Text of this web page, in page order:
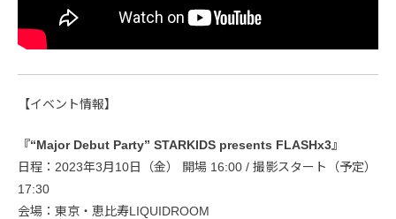
【イベント情報】
『“Major Debut Party” STARKIDS presents FLASHx3』
日程：2023年3月10日（金） 開場 16:00 / 撮影スタート（予定）
17:30
会場：東京・恵比寿LIQUIDROOM